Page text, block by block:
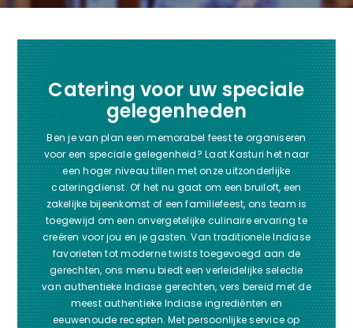
Catering voor uw speciale
gelegenheden
Ben je van plan een memorabel feest te organiseren
voor een speciale gelegenheid? Laat Kasturi het naar
een hoger niveau tillen met onze uitzonderlijke
cateringdienst. Of het nu gaat om een bruiloft, een
zakelijke bijeenkomst of een familiefeest, ons team is
toegewijd om een onvergetelijke culinaire ervaring te
creëren voor jou en je gasten. Van traditionele Indiase
favorieten tot moderne twists toegevoegd aan de
gerechten, ons menu biedt een verleidelijke selectie
van authentieke Indiase gerechten, vers bereid met de
meest authentieke Indiase ingrediënten en
eeuwenoude recepten. Met persoonlijke service op